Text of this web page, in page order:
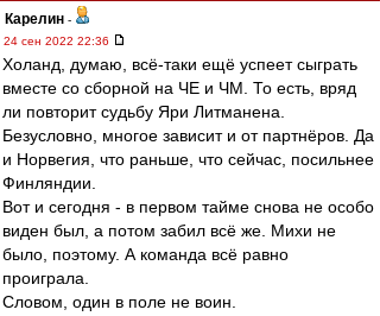
Карелин -
24 сен 2022 22:36
Холанд, думаю, всё-таки ещё успеет сыграть
вместе со сборной на ЧЕ и ЧМ. То есть, вряд
ли повторит судьбу Яри Литманена.
Безусловно, многое зависит и от партнёров. Да
и Норвегия, что раньше, что сейчас, посильнее
Финляндии.
Вот и сегодня - в первом тайме снова не особо
виден был, а потом забил всё же. Михи не
было, поэтому. А команда всё равно
проиграла.
Словом, один в поле не воин.